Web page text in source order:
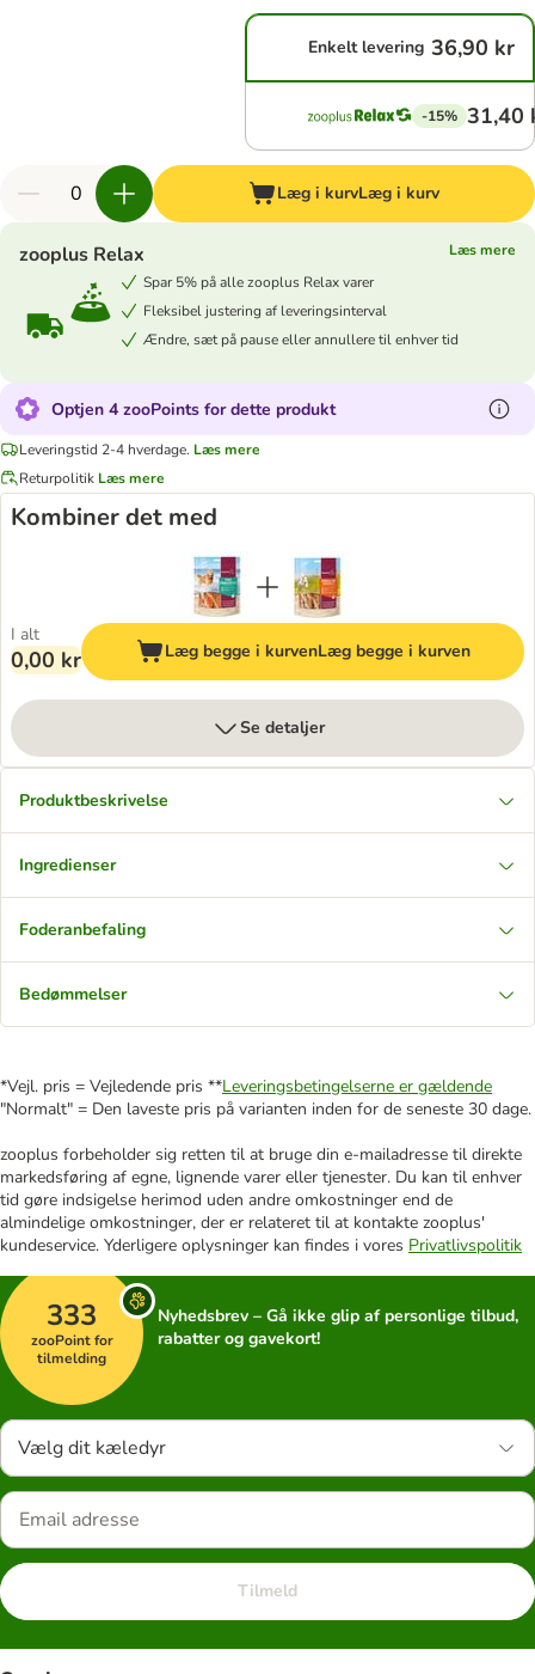
Enkelt levering 36,90 kr
-15% 31,40
Læg i kurvLæg i kurv
zooplus Relax
Læs mere
Spar 5% på alle zooplus Relax varer
Fleksibel justering af leveringsinterval
Ændre, sæt på pause eller annullere til enhver tid
Optjen 4 zooPoints for dette produkt
Leveringstid 2-4 hverdage. Læs mere
Returpolitik Læs mere
Kombiner det med
I alt
0,00 kr Læg begge i kurvenLæg begge i kurven
Se detaljer
Produktbeskrivelse
Ingredienser
Foderanbefaling
Bedømmelser
*Vejl. pris = Vejledende pris **Leveringsbetingelserne er gældende
"Normalt" = Den laveste pris på varianten inden for de seneste 30 dage.
zooplus forbeholder sig retten til at bruge din e-mailadresse til direkte
markedsføring af egne, lignende varer eller tjenester. Du kan til enhver
tid gøre indsigelse herimod uden andre omkostninger end de
almindelige omkostninger, der er relateret til at kontakte zooplus'
kundeservice. Yderligere oplysninger kan findes i vores Privatlivspolitik
333
zooPoint for
tilmelding
Nyhedsbrev – Gå ikke glip af personlige tilbud,
rabatter og gavekort!
Vælg dit kæledyr
Tilmeld